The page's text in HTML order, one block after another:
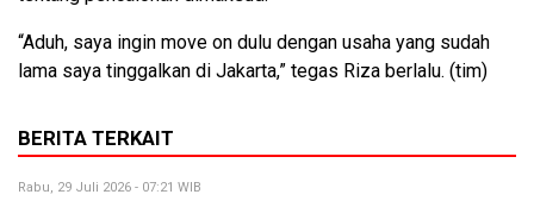
“Aduh, saya ingin move on dulu dengan usaha yang sudah
lama saya tinggalkan di Jakarta,” tegas Riza berlalu. (tim)
BERITA TERKAIT
Rabu, 29 Juli 2026 - 07:21 WIB